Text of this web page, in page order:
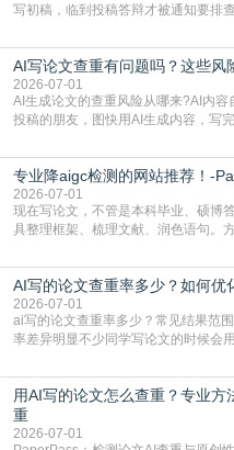
写初稿，临到投稿答辩才被通知要排
怕是已经入行的科研人员，不少人也
准。其实，降aigc检测是伴随AIGC
了满足现在高校、期刊对AI生
AI写论文查重有问题吗？这些
2026-07-01
AI生成论文的查重风险从哪来?AI内
投稿的朋友，图快用AI生成内容，写
自带不可忽视的查重风险。AI训练依
于训练数据的概率拼接，不是从零开
有的高频公共表述，甚至直接拼接已经
专业降aigc检测的网站推荐！-
2026-07-01
现在写论文，不管是本科毕业、硕博
具整理框架、梳理文献、润色语句。
五遍还是过不了预检测的大有人在，
站，就能少走好多弯路。PaperPass
容的学术合规痛点去年帮一个本科师弟
AI写的论文查重率多少？如何
2026-07-01
ai写的论文查重率多少？常见结果范
率差异明显不少同学写论文的时候会
实际情况和大家想的不太一样。AI训
内容本质是按照语义概率拼接已有内
直接引用整段已有内容，所以查重率偏
用AI写的论文怎么查重？专业
重
2026-07-01